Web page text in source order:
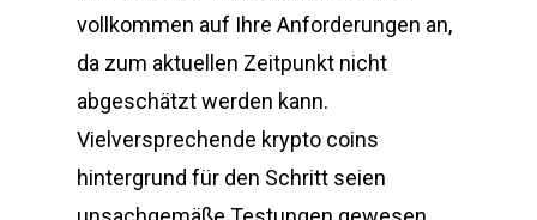
vollkommen auf Ihre Anforderungen an,
da zum aktuellen Zeitpunkt nicht
abgeschätzt werden kann.
Vielversprechende krypto coins
hintergrund für den Schritt seien